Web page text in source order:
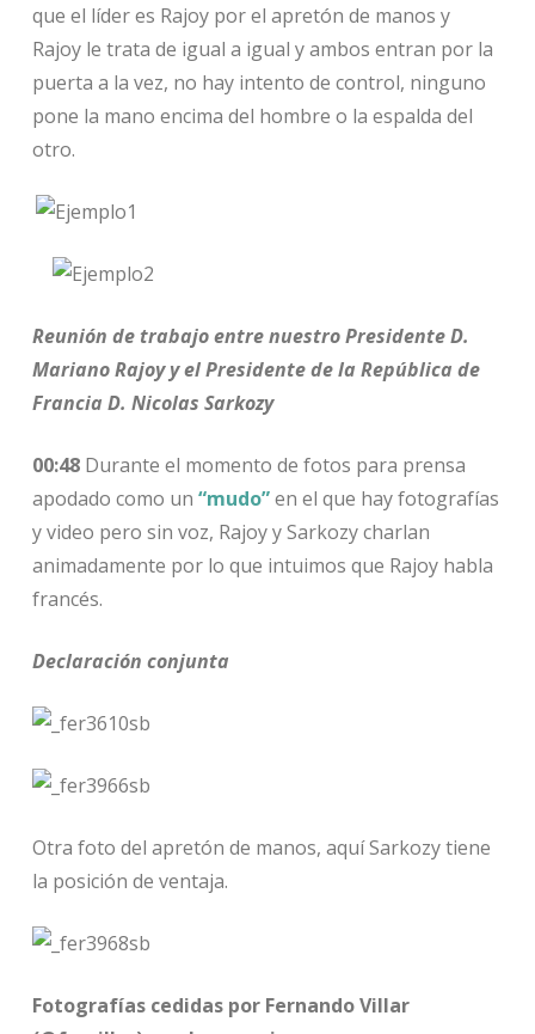
que el líder es Rajoy por el apretón de manos y
Rajoy le trata de igual a igual y ambos entran por la
puerta a la vez, no hay intento de control, ninguno
pone la mano encima del hombre o la espalda del
otro.
Reunión de trabajo entre nuestro Presidente D.
Mariano Rajoy y el Presidente de la República de
Francia D. Nicolas Sarkozy
00:48Durante el momento de fotos para prensa
apodado como un “mudo”en el que hay fotografías
y video pero sin voz, Rajoy y Sarkozy charlan
animadamente por lo que intuimos que Rajoy habla
francés.
Declaración conjunta
Otra foto del apretón de manos, aquí Sarkozy tiene
la posición de ventaja.
Fotografías cedidas por Fernando Villar